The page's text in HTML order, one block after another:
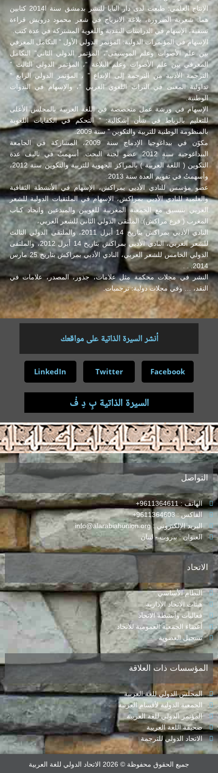
الإنتاج العلمي: طبعت لدى دار النايا للنشر بدمشق سنة ا2014 كتابين
هما: شعرية الضرورة، بلاغة الانزياح في شعر محمود درويش قراءة
نسقية، الإسهام في الدراسات النقدية واللغوية المشتركة في عدة كتب.
الإسهام في المؤتمرات الدولية: المؤتمر الدولي الأول ” التكامل المعرفي
بين علم الأصوات وعلم الموسيقى”، المؤتمر الدولي الثاني” التكامل
المعرفي بين علم الأصوات وعلم البلاغة “، المؤتمر الدولي الثالث ”
الترجمة الأدبية من الترجمة إلى الإبداع ” ، المؤتمر الدولي الرابع ”
تداولية المعنى في التراث اللغوي العربي “، والإسهام في الندوات
الوطنية.
الإسهام في ورشة عمل متخصصة في اللغة العربية بالمجلس الأعلى
للتعليم بالرباط في شأن إشكالية: ” التحكم في الكفايات اللغوية
بالمنظومة الوطنية للتربية والتكوين ” سنة 2009.
مكوّن في بيداغوجيا الإدماج سنة 2009، المشاركة في الجامعة
البيداغوجية سنة 2012. عضو لجنة البحث. أسهمتُ في تاليف عدة
التكوين ( اللغة العربية ) بالمراكز الجهوية للتربية والتكوين سنة 2012،
وأسهمتُ في تقويم العدة سنة 2013.
عضو مؤسس للنادي الأدبي بمراكش، الإسهام في الأنشطة الثقافية
والعلمية للنادي الأدبي بمراكش، الإسهام في الملتقيات الدولية للشعر
العربي بتنسيق مع الجمعية المغربية للغويين والمبدعين واتحاد كتاب
المغرب ( فرع مراكش): الملتقى الدولي الثاني للشعر العربي،
النادي الأدبي بمراكش بتاريخ 14 أبرل 2011، والملتقى الدولي الثالث
للشعر العربي، النادي الأدبي بمراكش بتاريخ 14 أبرل 2012، والملتقى
الدولي الخامس للشعر العربي، النادي الأدبي بمراكش بتاريخ 25 مارس
2014. . .
النشر في مجلات محكمة مثل علامات، جذور، المصدر، علامات في
النقد، … وفي مجلات دولية: ترجميات.
أنشر السيرة الذاتية على مواقعك
Facebook
Twitter
LinkedIn
السيرة الذاتية بِ دِ فْ
.
التواصل
الهاتف : 9611364611+
الفاكس : 9611364603+
البريد الإلكتروني : info@alarabiahunion.org
العنوان : بيروت - لبنان
الاتحاد
النظام الأساسي
هيئات الاتحاد الإدارية
فعاليات وأنشطة الاتحاد
أعضاء الجمعية العمومية للاتحاد
تسجيل العضوية
المؤسسات ذات العلاقة
المجلس الدولي للغة العربية
الجمعية الدولية لأقسام العربية
المؤتمر الدولي للغة العربية
صحيفة اللغة العربية
الاتحاد الدولي للترجمة
جميع الحقوق محفوظة © 2026 الاتحاد الدولي للغة العربية